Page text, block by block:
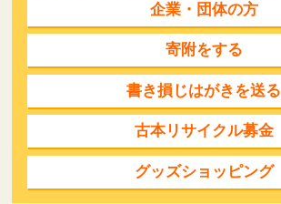
企業・団体の方
寄附をする
書き損じはがきを送る
古本リサイクル募金
グッズショッピング